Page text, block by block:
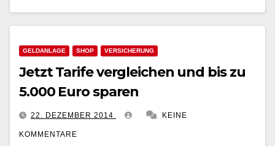
GELDANLAGE SHOP VERSICHERUNG
Jetzt Tarife vergleichen und bis zu
5.000 Euro sparen
22. DEZEMBER 2014 KEINE
KOMMENTARE